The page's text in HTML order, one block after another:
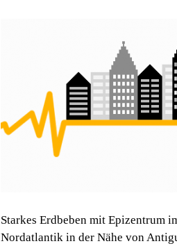
Starkes Erdbeben mit Epizentrum
Nordatlantik in der Nähe von